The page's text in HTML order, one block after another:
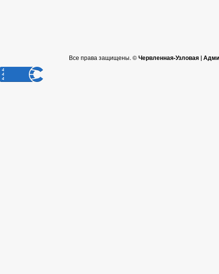
Все права защищены. ©Червленная-Узловая |